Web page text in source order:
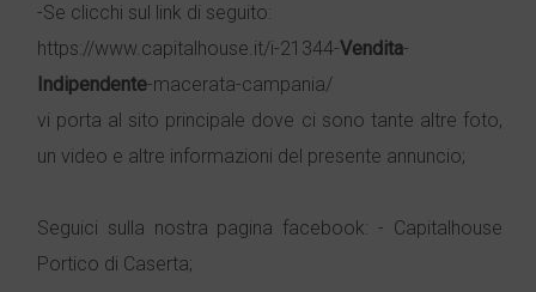
-Se clicchi sul link di seguito:
https://www.capitalhouse.it/i-21344-Vendita-
Indipendente-macerata-campania/
vi porta al sito principale dove ci sono tante altre foto,
un video e altre informazioni del presente annuncio;
Seguici sulla nostra pagina facebook: - Capitalhouse
Portico di Caserta;